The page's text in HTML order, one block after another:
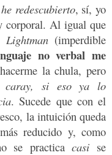
redescubierto, sí, yo
corporal. Al igual que
Lightman(imperdible
no verbal me
la chula, pero
caray, si eso ya lo
.Sucede que con el
la intuición queda
reducido y, como
se practicacasi se